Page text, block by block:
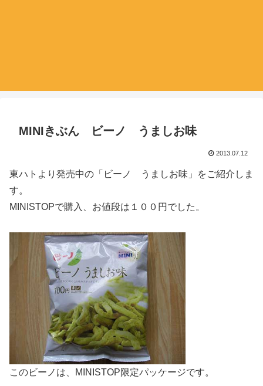
MINIきぶん ビーノ うましお味
2013.07.12
東ハトより発売中の「ビーノ うましお味」をご紹介しま
す。
MINISTOPで購入、お値段は１００円でした。
このビーノは、MINISTOP限定パッケージです。